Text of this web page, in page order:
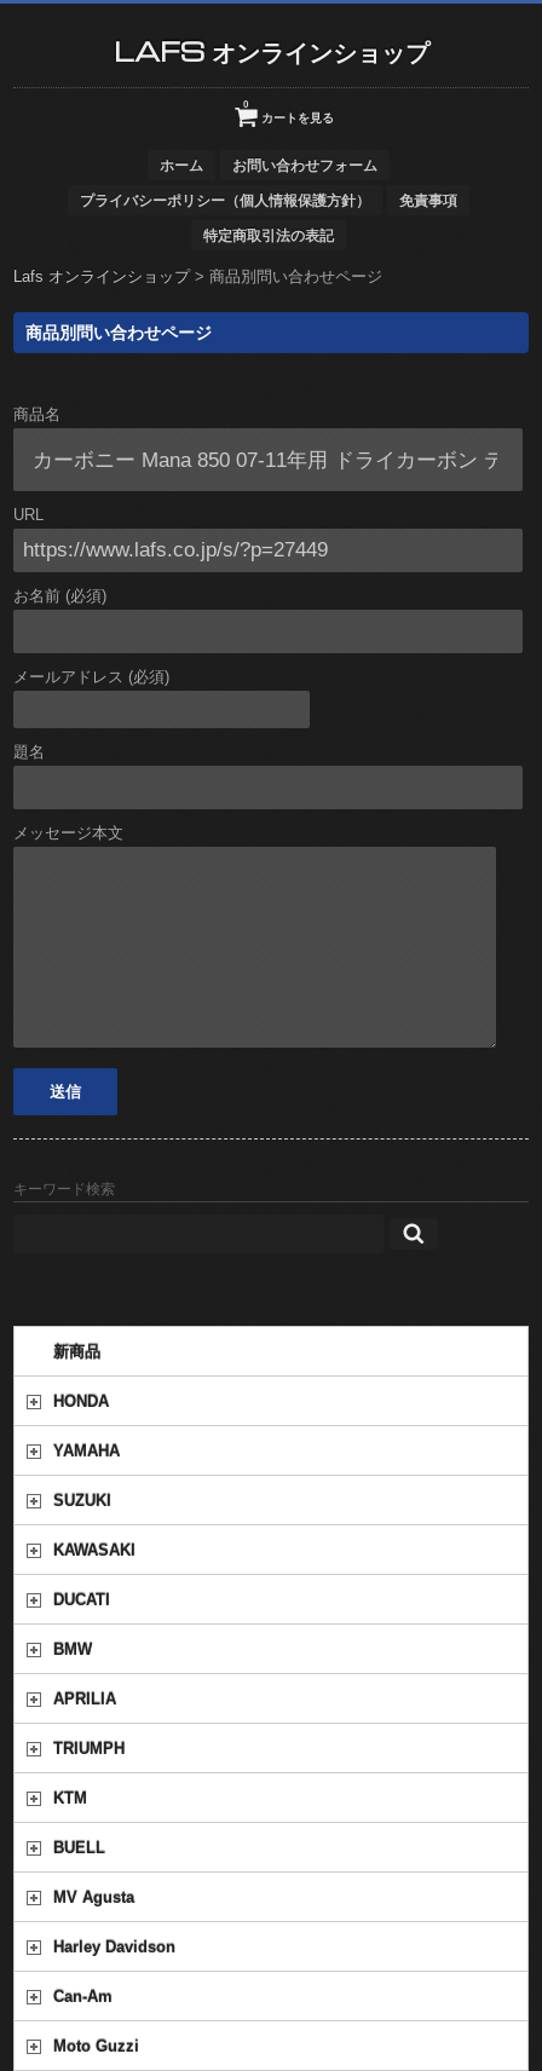
LAFS オンラインショップ
カートを見る
0
ホーム お問い合わせフォーム
プライバシーポリシー（個人情報保護方針） 免責事項
特定商取引法の表記
Lafs オンラインショップ>商品別問い合わせページ
商品別問い合わせページ
商品名
URL
お名前 (必須)
メールアドレス (必須)
題名
メッセージ本文
キーワード検索
新商品
HONDA
YAMAHA
SUZUKI
KAWASAKI
DUCATI
BMW
APRILIA
TRIUMPH
KTM
BUELL
MV Agusta
Harley Davidson
Can-Am
Moto Guzzi